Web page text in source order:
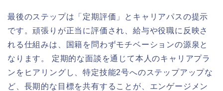
最後のステップは「定期評価」とキャリアパスの提示
です。頑張りが正当に評価され、給与や役職に反映さ
れる仕組みは、国籍を問わずモチベーションの源泉と
なります。 定期的な面談を通じて本人のキャリアプラ
ンをヒアリングし、特定技能2号へのステップアップな
ど、長期的な目標を共有することが、エンゲージメン